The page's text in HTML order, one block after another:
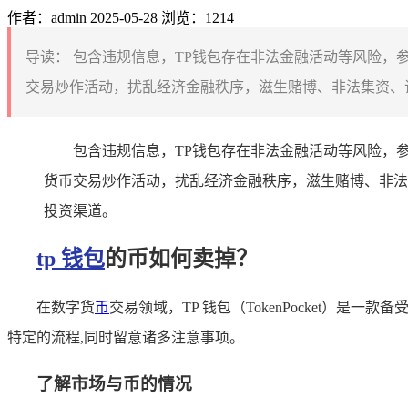
作者：admin 2025-05-28 浏览：1214
导读：
包含违规信息，TP钱包存在非法金融活动等风险
交易炒作活动，扰乱经济金融秩序，滋生赌博、非法集资
包含违规信息，TP钱包存在非法金融活动等风险，
货币交易炒作活动，扰乱经济金融秩序，滋生赌博、非
投资渠道。
tp 钱包的币如何卖掉？
在数字货币交易领域，TP 钱包（TokenPocket）是一款
特定的流程,同时留意诸多注意事项。
了解市场与币的情况